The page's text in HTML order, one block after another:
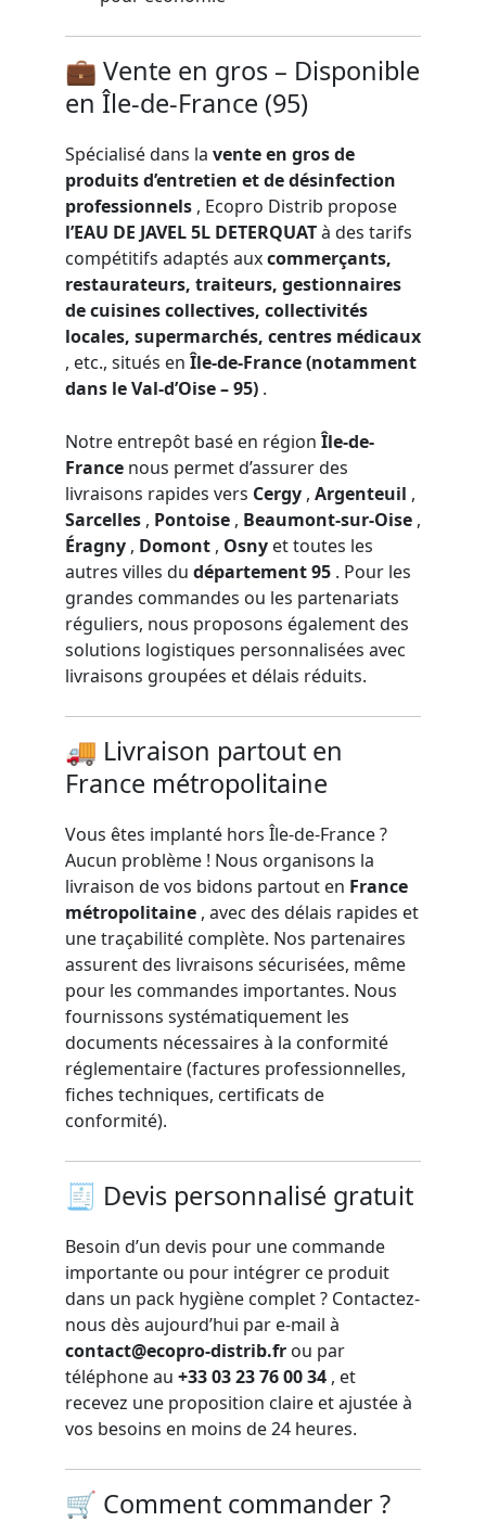
💼 Vente en gros – Disponible
en Île-de-France (95)
Spécialisé dans la vente en gros de
produits d’entretien et de désinfection
professionnels , Ecopro Distrib propose
l’EAU DE JAVEL 5L DETERQUATà des tarifs
compétitifs adaptés auxcommerçants,
restaurateurs, traiteurs, gestionnaires
de cuisines collectives, collectivités
locales, supermarchés, centres médicaux
, etc., situés en Île-de-France (notamment
dans le Val-d’Oise – 95) .
Notre entrepôt basé en région Île-de-
France nous permet d’assurer des
livraisons rapides vers Cergy , Argenteuil ,
Sarcelles , Pontoise , Beaumont-sur-Oise ,
Éragny , Domont , Osny et toutes les
autres villes du département 95 . Pour les
grandes commandes ou les partenariats
réguliers, nous proposons également des
solutions logistiques personnalisées avec
livraisons groupées et délais réduits.
🚚 Livraison partout en
France métropolitaine
Vous êtes implanté hors Île-de-France ?
Aucun problème ! Nous organisons la
livraison de vos bidons partout en France
métropolitaine , avec des délais rapides et
une traçabilité complète. Nos partenaires
assurent des livraisons sécurisées, même
pour les commandes importantes. Nous
fournissons systématiquement les
documents nécessaires à la conformité
réglementaire (factures professionnelles,
fiches techniques, certificats de
conformité).
🧾 Devis personnalisé gratuit
Besoin d’un devis pour une commande
importante ou pour intégrer ce produit
dans un pack hygiène complet ? Contactez-
nous dès aujourd’hui par e-mail à
contact@ecopro-distrib.fr ou par
téléphone au +33 03 23 76 00 34 , et
recevez une proposition claire et ajustée à
vos besoins en moins de 24 heures.
🛒 Comment commander ?